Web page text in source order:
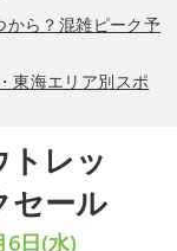
から？混雑ピーク予
東海エリア別スポ
レッ
セール
6日(水)